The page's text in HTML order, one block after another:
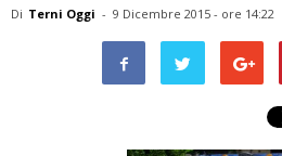
Di Terni Oggi - 9 Dicembre 2015 - ore 14:22